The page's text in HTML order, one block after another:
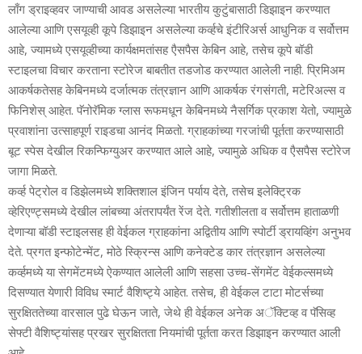
लाँग ड्राइव्‍हवर जाण्‍याची आवड असलेल्‍या भारतीय कुटुंबासाठी डिझाइन करण्‍यात
आलेल्‍या आणि एसयूव्‍ही कूपे डिझाइन असलेल्‍या कर्व्‍हचे इंटीरिअर्स आधुनिक व सर्वोत्तम
आहे, ज्‍यामध्‍ये एसयूव्‍हीच्‍या कार्यक्षमतांसह एैसपैस केबिन आहे, तसेच कूपे बॉडी
स्‍टाइलचा विचार करताना स्‍टोरेज बाबतीत तडजोड करण्‍यात आलेली नाही. प्रिमिअम
आकर्षकतेसह केबिनमध्‍ये दर्जात्‍मक तंत्रज्ञान आणि आकर्षक रंगसंगती, मटेरिअल्‍स व
फिनिशेस् आहेत. पॅनोरॅमिक ग्‍लास रूफमधून केबिनमध्‍ये नैसर्गिक प्रकाश येतो, ज्‍यामुळे
प्रवाशांना उत्‍साहपूर्ण राइडचा आनंद मिळतो. ग्राहकांच्‍या गरजांची पूर्तता करण्‍यासाठी
बूट स्‍पेस देखील रिकन्फिग्‍युअर करण्‍यात आले आहे, ज्‍यामुळे अधिक व एैसपैस स्‍टोरेज
जागा मिळते.
कर्व्‍ह पेट्रोल व डिझेलमध्‍ये शक्तिशाल इंजिन पर्याय देते, तसेच इलेक्ट्रिक
व्‍हेरिएण्‍ट्समध्‍ये देखील लांबच्‍या अंतरापर्यंत रेंज देते. गतीशीलता व सर्वोत्तम हाताळणी
देणाऱ्या बॉडी स्‍टाइलसह ही वेईकल ग्राहकांना अद्वितीय आणि स्‍पोर्टी ड्रायव्हिंग अनुभव
देते. प्रगत इन्‍फोटेन्‍मेंट, मोठे स्क्रिन्‍स आणि कनेक्‍टेड कार तंत्रज्ञान असलेल्‍या
कर्व्‍हमध्‍ये या सेगमेंटमध्‍ये ऐकण्‍यात आलेली आणि सहसा उच्‍च-सेंगमेंट वेईकल्‍समध्‍ये
दिसण्‍यात येणारी विविध स्‍मार्ट वैशिष्‍ट्ये आहेत. तसेच, ही वेईकल टाटा मोटर्सच्‍या
सुरक्षिततेच्‍या वारसाल पुढे घेऊन जाते, जेथे ही वेईकल अनेक अॅक्टिव्‍ह व पॅसिव्‍ह
सेफ्टी वैशिष्‍ट्यांसह प्रखर सुरक्षितता नियमांची पूर्तता करत डिझाइन करण्‍यात आली